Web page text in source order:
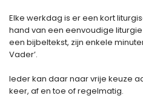
Elke werkdag is er een kort
hand van een eenvoudige
een bijbeltekst, zijn enkele
Vader’.
Ieder kan daar naar vrije keuze
keer, af en toe of regelmatig.